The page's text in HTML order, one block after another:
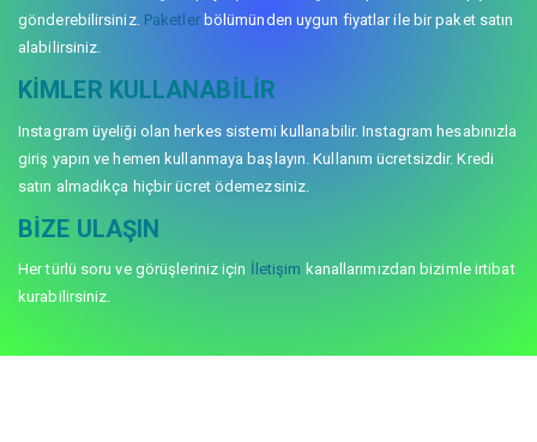
gönderebilirsiniz. Paketlerbölümünden uygun fiyatlar ile bir paket satın
alabilirsiniz.
KIMLER KULLANABILIR
Instagram üyeliği olan herkes sistemi kullanabilir. Instagram hesabınızla
giriş yapın ve hemen kullanmaya başlayın. Kullanım ücretsizdir. Kredi
satın almadıkça hiçbir ücret ödemezsiniz.
BIZE ULAŞIN
Her türlü soru ve görüşleriniz için İletişim kanallarımızdan bizimle irtibat
kurabilirsiniz.